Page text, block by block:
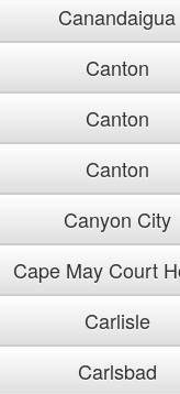
Canandaigua
Canton
Canton
Canton
Canyon City
Cape May Court
Carlisle
Carlsbad